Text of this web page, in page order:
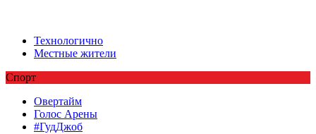
Технологично
Местные жители
Спорт
Овертайм
Голос Арены
#ГудДжоб